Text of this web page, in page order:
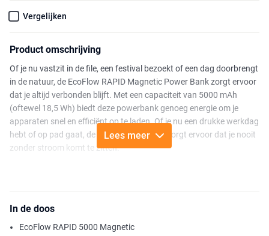
Vergelijken
Product omschrijving
Of je nu vastzit in de file, een festival bezoekt of een dag doorbrengt
in de natuur, de EcoFlow RAPID Magnetic Power Bank zorgt ervoor
dat je altijd verbonden blijft. Met een capaciteit van 5000 mAh
(oftewel 18,5 Wh) biedt deze powerbank genoeg energie om je
apparaten snel en efficiënt op te laden. Of je nu een drukke werkdag
hebt of op pad gaat, de RAPID powerbank zorgt ervoor dat je nooit
zonder stroom komt te zitten.
innovatieve magnetische ontwerp zorgt ervoor dat je eenvoudig je
telefoon of andere apparaten oplaadt, zonder kabels die in de weg
Lees meer
In de doos
EcoFlow RAPID 5000 Magnetic